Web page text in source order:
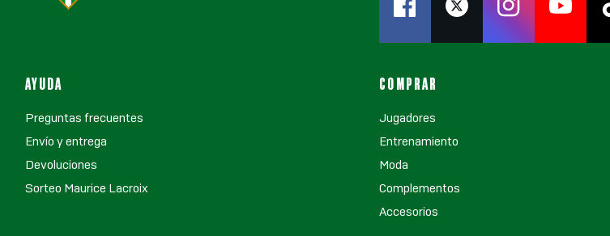
AYUDA
Preguntas frecuentes
Envío y entrega
Devoluciones
Sorteo Maurice Lacroix
COMPRAR
Jugadores
Entrenamiento
Moda
Complementos
Accesorios